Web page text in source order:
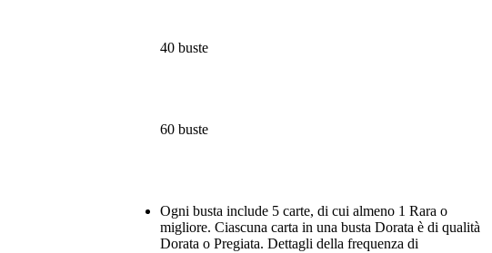
40 buste
60 buste
Available actions
Ogni busta include 5 carte, di cui almeno 1 Rara o
migliore. Ciascuna carta in una busta Dorata è di qualità
Dorata o Pregiata. Dettagli della frequenza di